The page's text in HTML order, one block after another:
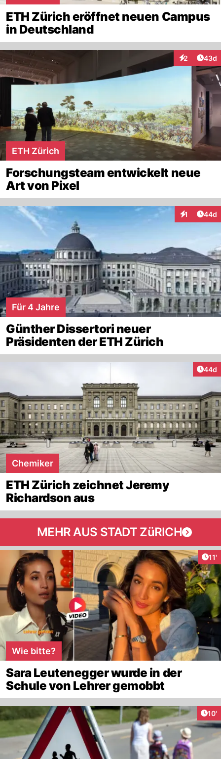
ETH Zürich eröffnet neuen Campus
in Deutschland
2
Interaktionen
43d
ETH Zürich
Forschungsteam entwickelt neue
Art von Pixel
1
Interaktionen
44d
Für 4 Jahre
Günther Dissertori neuer
Präsidenten der ETH Zürich
44d
Chemiker
ETH Zürich zeichnet Jeremy
Richardson aus
MEHR AUS STADT ZüRICH
11'
Wie bitte?
Sara Leutenegger wurde in der
Schule von Lehrer gemobbt
10'